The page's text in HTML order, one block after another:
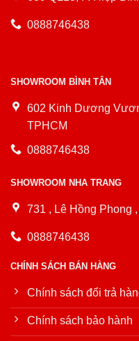
0888746438
SHOWROOM BÌNH TÂN
602 Kinh Dương
TPHCM
0888746438
SHOWROOM NHA TRANG
731 , Lê Hồng Phong
0888746438
CHÍNH SÁCH BÁN HÀNG
Chính sách đổi trả
Chính sách bảo hành